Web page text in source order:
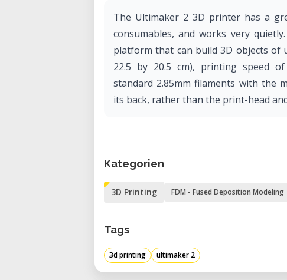
The Ultimaker 2 3D printer has a
consumables, and works very
platform that can build 3D objects of
22.5 by 20.5 cm), printing speed
standard 2.85mm filaments with the
its back, rather than the print-head
Kategorien
3D Printing FDM - Fused Deposition Modeling
Tags
3d printing ultimaker 2